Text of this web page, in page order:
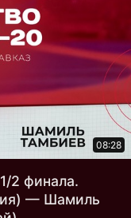
08:28
2 финала.
— Шамиль